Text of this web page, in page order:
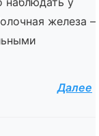
железа –
Далее